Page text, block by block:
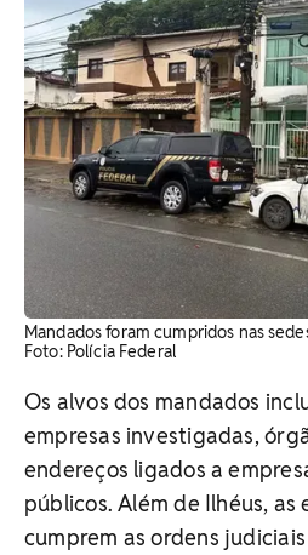
Mandados foram cumpridos nas
Foto: Polícia Federal
Os alvos dos mandados
empresas investigadas,
endereços ligados a
públicos. Além de Ilhéus, as
cumprem as ordens